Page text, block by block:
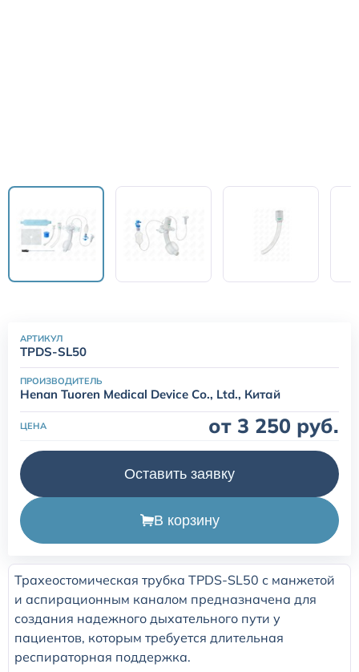
АРТИКУЛ
TPDS-SL50
ПРОИЗВОДИТЕЛЬ
Henan Tuoren Medical Device Со., Ltd., Китай
ЦЕНА от 3 250 руб.
Оставить заявку
В корзину
Трахеостомическая трубка TPDS-SL50 с манжетой
и аспирационным каналом предназначена для
создания надежного дыхательного пути у
пациентов, которым требуется длительная
респираторная поддержка.
Переходники и коннекторы угловые для ИВЛ
Аспирационные катетеры